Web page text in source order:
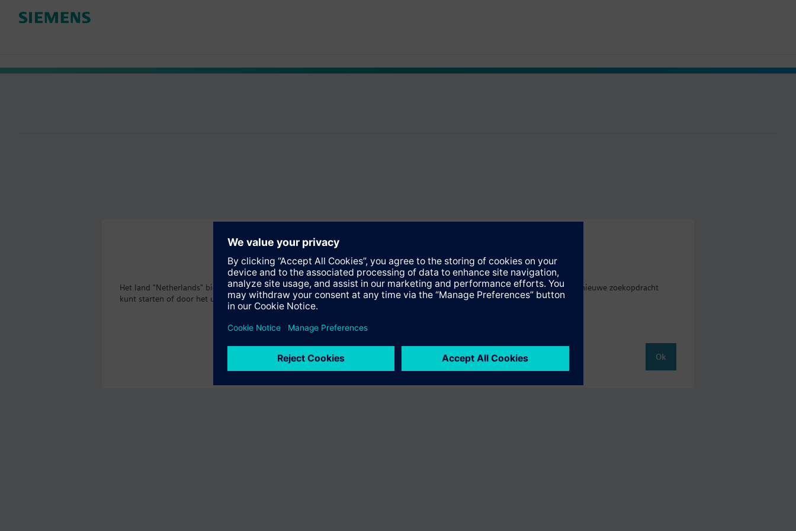
Het land "Netherlands" biedt het product niet aan "BPZ:RXA29.1/FC-04". U wordt naar de productcatalogus geleid waar u een nieuwe zoekopdracht
kunt starten of door het uitgebreide productaanbod van Siemens kunt bladeren.
Ok